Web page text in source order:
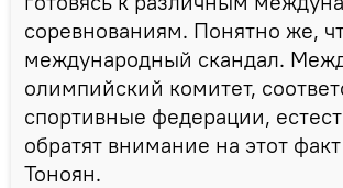
соревнованиям. Понятно же,
международный скандал.
олимпийский комитет,
спортивные федерации,
обратят внимание на этот
Тоноян.